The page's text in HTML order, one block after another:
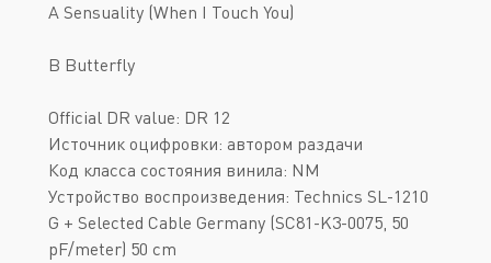
A Sensuality (When I Touch You)
B Butterfly
Official DR value: DR 12
Источник оцифровки: автором раздачи
Код класса состояния винила: NM
Устройство воспроизведения: Technics SL-1210
G + Selected Cable Germany (SC81-K3-0075, 50
pF/meter) 50 cm